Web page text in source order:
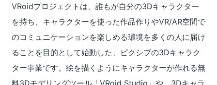
VRoidプロジェクトは、誰もが自分の3Dキャラクター
を持ち、キャラクターを使った作品作りやVR/AR空間で
のコミュニケーションを楽しめる環境を多くの人に届け
ることを目的として始動した、ピクシブの3Dキャラク
ター事業です。絵を描くようにキャラクターが作れる無
料3Dモデリングツール「VRoid Studio」や、3Dキャラ